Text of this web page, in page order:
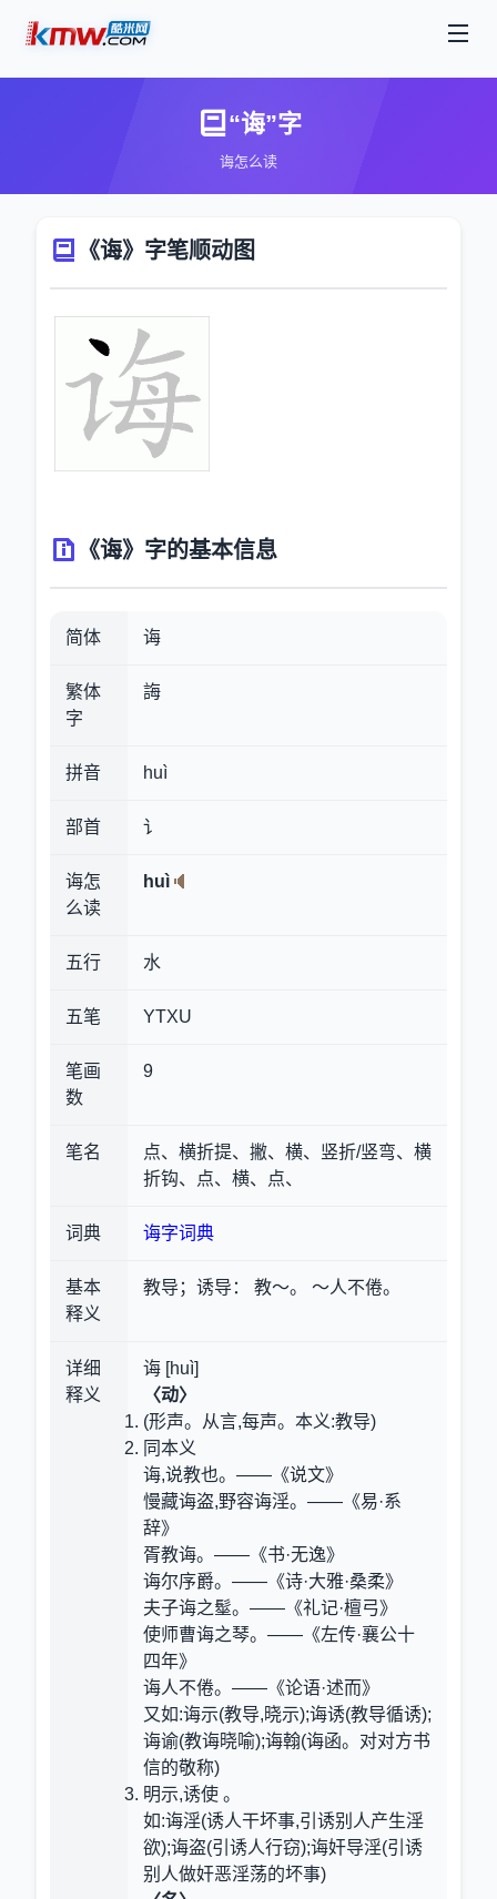
“诲”字
诲怎么读
《诲》字笔顺动图
《诲》字的基本信息
简体 诲
繁体
字
誨
拼音 huì
部首 讠
诲怎
么读
huì
五行 水
五笔 YTXU
笔画
数
9
笔名
点、横折提、撇、横、竖折/竖弯、横
折钩、点、横、点、
词典 诲字词典
基本
释义
教导；诱导： 教～。 ～人不倦。
详细
释义
诲 [huì]
〈动〉
(形声。从言,每声。本义:教导)
同本义
诲,说教也。——《说文》
慢藏诲盗,野容诲淫。——《易·系
辞》
胥教诲。——《书·无逸》
诲尔序爵。——《诗·大雅·桑柔》
夫子诲之髽。——《礼记·檀弓》
使师曹诲之琴。——《左传·襄公十
四年》
诲人不倦。——《论语·述而》
又如:诲示(教导,晓示);诲诱(教导循诱);
诲谕(教诲晓喻);诲翰(诲函。对对方书
信的敬称)
明示,诱使 。
如:诲淫(诱人干坏事,引诱别人产生淫
欲);诲盗(引诱人行窃);诲奸导淫(引诱
别人做奸恶淫荡的坏事)